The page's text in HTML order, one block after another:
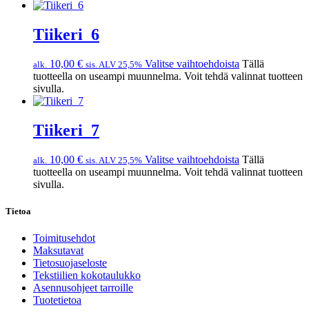
Tiikeri_6
alk. 10,00 € sis. ALV 25,5% Valitse vaihtoehdoista Tällä
tuotteella on useampi muunnelma. Voit tehdä valinnat tuotteen
sivulla.
Tiikeri_7
alk. 10,00 € sis. ALV 25,5% Valitse vaihtoehdoista Tällä
tuotteella on useampi muunnelma. Voit tehdä valinnat tuotteen
sivulla.
Tietoa
Toimitusehdot
Maksutavat
Tietosuojaseloste
Tekstiilien kokotaulukko
Asennusohjeet tarroille
Tuotetietoa